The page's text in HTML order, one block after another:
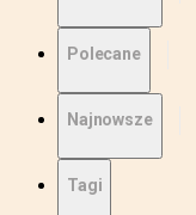
Polecane
Najnowsze
Tagi